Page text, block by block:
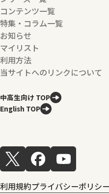
コンテンツ一覧
特集・コラム一覧
お知らせ
マイリスト
利用方法
当サイトへのリンクについて
中高生向け TOP
English TOP
利用規約プライバシーポリシー